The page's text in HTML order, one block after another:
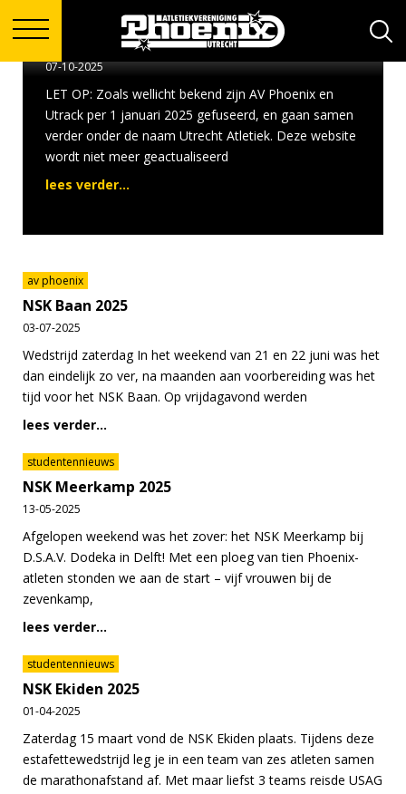
Nieuwe website: Utrecht Atletiek
07-10-2025
LET OP: Zoals wellicht bekend zijn AV Phoenix en
Utrack per 1 januari 2025 gefuseerd, en gaan samen
verder onder de naam Utrecht Atletiek. Deze website
wordt niet meer geactualiseerd
lees verder...
av phoenix
NSK Baan 2025
03-07-2025
Wedstrijd zaterdag In het weekend van 21 en 22 juni was het
dan eindelijk zo ver, na maanden aan voorbereiding was het
tijd voor het NSK Baan. Op vrijdagavond werden
lees verder...
studentennieuws
NSK Meerkamp 2025
13-05-2025
Afgelopen weekend was het zover: het NSK Meerkamp bij
D.S.A.V. Dodeka in Delft! Met een ploeg van tien Phoenix-
atleten stonden we aan de start – vijf vrouwen bij de
zevenkamp,
lees verder...
studentennieuws
NSK Ekiden 2025
01-04-2025
Zaterdag 15 maart vond de NSK Ekiden plaats. Tijdens deze
estafettewedstrijd leg je in een team van zes atleten samen
de marathonafstand af. Met maar liefst 3 teams reisde USAG